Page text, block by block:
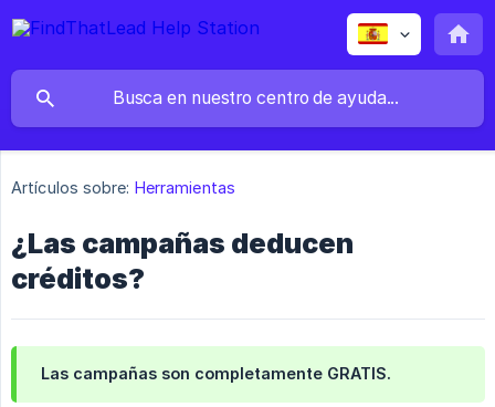
Artículos sobre: Herramientas
¿Las campañas deducen
créditos?
Las campañas son completamente GRATIS.